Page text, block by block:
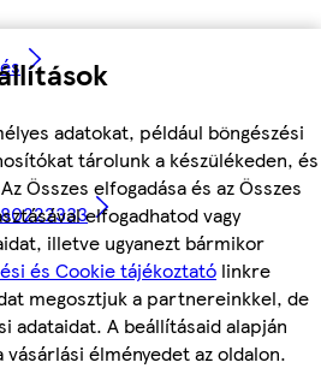
adatokat, például böngészési
tárolunk a készülékeden, és
Összes elfogadása és az Összes
elfogadhatod vagy
illetve ugyanezt bármikor
és Cookie tájékoztató linkre
megosztjuk a partnereinkkel, de
adataidat. A beállításaid alapján
élményedet az oldalon.